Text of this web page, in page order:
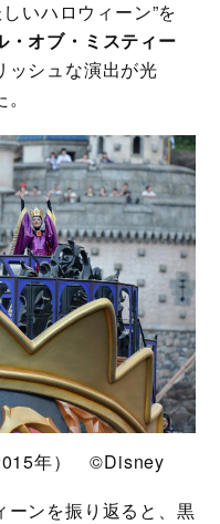
いハロウィーン”を
・オブ・ミスティー
ッシュな演出が光
年） ©️Disney
ーンを振り返ると、黒